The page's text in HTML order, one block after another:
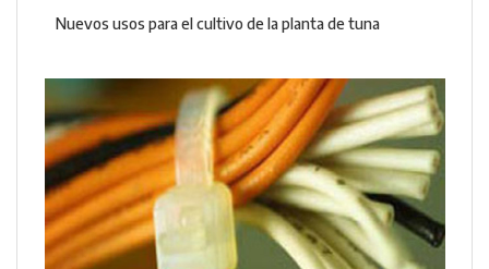
Nuevos usos para el cultivo de la planta de tuna